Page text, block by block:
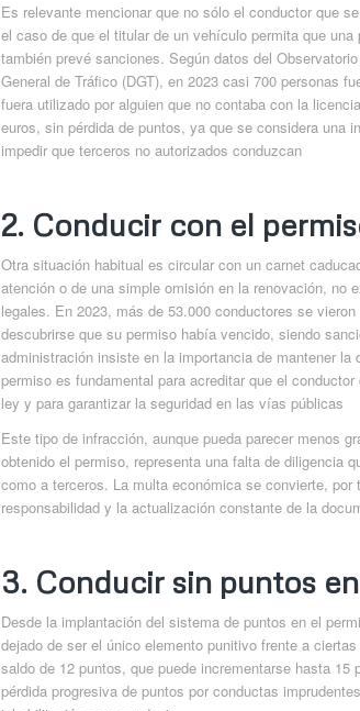
Es relevante mencionar que no sólo el conductor que
el caso de que el titular de un vehículo permita que
también prevé sanciones. Según datos del
General de Tráfico (DGT), en 2023 casi 700 personas
fuera utilizado por alguien que no contaba con la
euros, sin pérdida de puntos, ya que se considera una
impedir que terceros no autorizados conduzcan
2. Conducir con el
Otra situación habitual es circular con un carnet
atención o de una simple omisión en la renovación, no
legales. En 2023, más de 53.000 conductores se
descubrirse que su permiso había vencido, siendo
administración insiste en la importancia de mantener
permiso es fundamental para acreditar que el
ley y para garantizar la seguridad en las vías públicas
Este tipo de infracción, aunque pueda parecer menos
obtenido el permiso, representa una falta de diligencia
como a terceros. La multa económica se convierte,
responsabilidad y la actualización constante de la
3. Conducir sin puntos
Desde la implantación del sistema de puntos en el
dejado de ser el único elemento punitivo frente a
saldo de 12 puntos, que puede incrementarse hasta
pérdida progresiva de puntos por conductas